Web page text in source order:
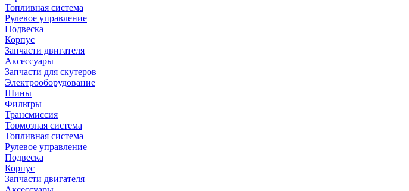
Топливная система
Рулевое управление
Подвеска
Корпус
Запчасти двигателя
Аксессуары
Запчасти для скутеров
Электрооборудование
Шины
Фильтры
Трансмиссия
Тормозная система
Топливная система
Рулевое управление
Подвеска
Корпус
Запчасти двигателя